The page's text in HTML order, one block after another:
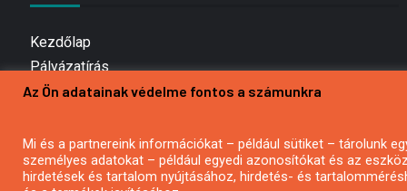
Kezdőlap
Pályázatírás
Bemutatkozás
Hírlevél feliratkozás
Impresszum
Az Ön adatainak védelme fontos a számunkra
Mi és a partnereink információkat – például sütiket – tárolunk
személyes adatokat – például egyedi azonosítókat és az
hirdetések és tartalom nyújtásához, hirdetés- és